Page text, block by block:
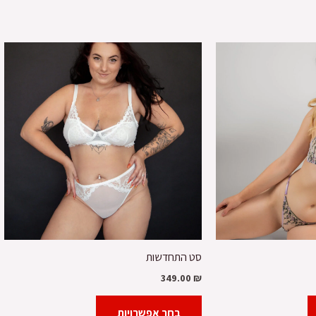
מספר
סוגים.
ניתן
לבחור
את
האפשרויות
בעמוד
המוצר
סט התחדשות
349.00 ₪
בחר אפשרויות
למוצר
זה
יש
מספר
סוגים.
ניתן
לבחור
את
האפשרויות
בעמוד